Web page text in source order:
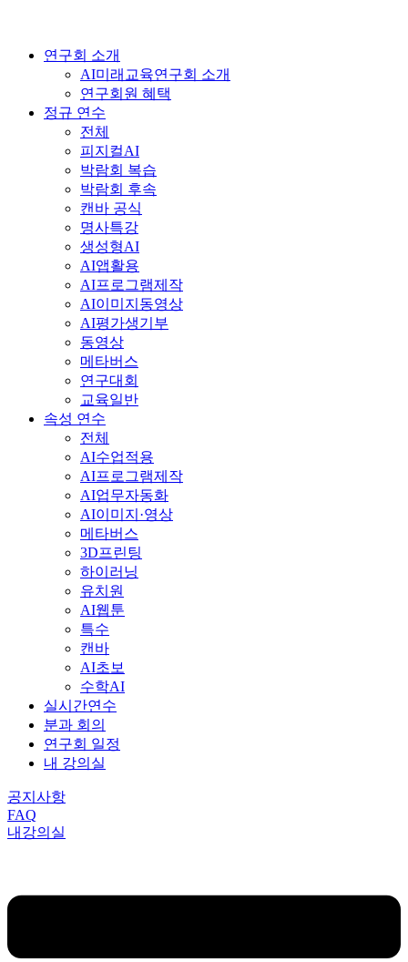
연구회 소개
AI미래교육연구회 소개
연구회원 혜택
정규 연수
전체
피지컬AI
박람회 복습
박람회 후속
캔바 공식
명사특강
생성형AI
AI앱활용
AI프로그램제작
AI이미지동영상
AI평가생기부
동영상
메타버스
연구대회
교육일반
속성 연수
전체
AI수업적용
AI프로그램제작
AI업무자동화
AI이미지·영상
메타버스
3D프린팅
하이러닝
유치원
AI웹툰
특수
캔바
AI초보
수학AI
실시간연수
분과 회의
연구회 일정
내 강의실
공지사항
FAQ
내강의실